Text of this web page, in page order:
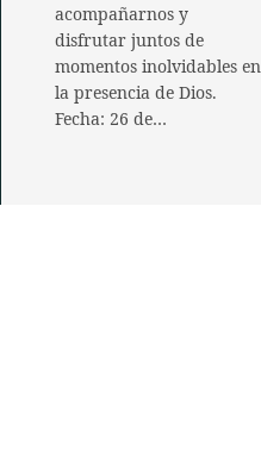
acompañarnos y
disfrutar juntos de
momentos inolvidables en
la presencia de Dios.
Fecha: 26 de…